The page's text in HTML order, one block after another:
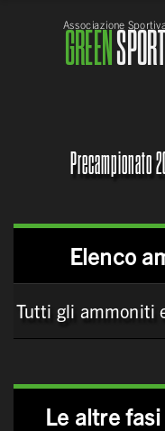
Associazione
GREENSPORT
Precampionato
Elenco
Tutti gli ammoniti
Le altre